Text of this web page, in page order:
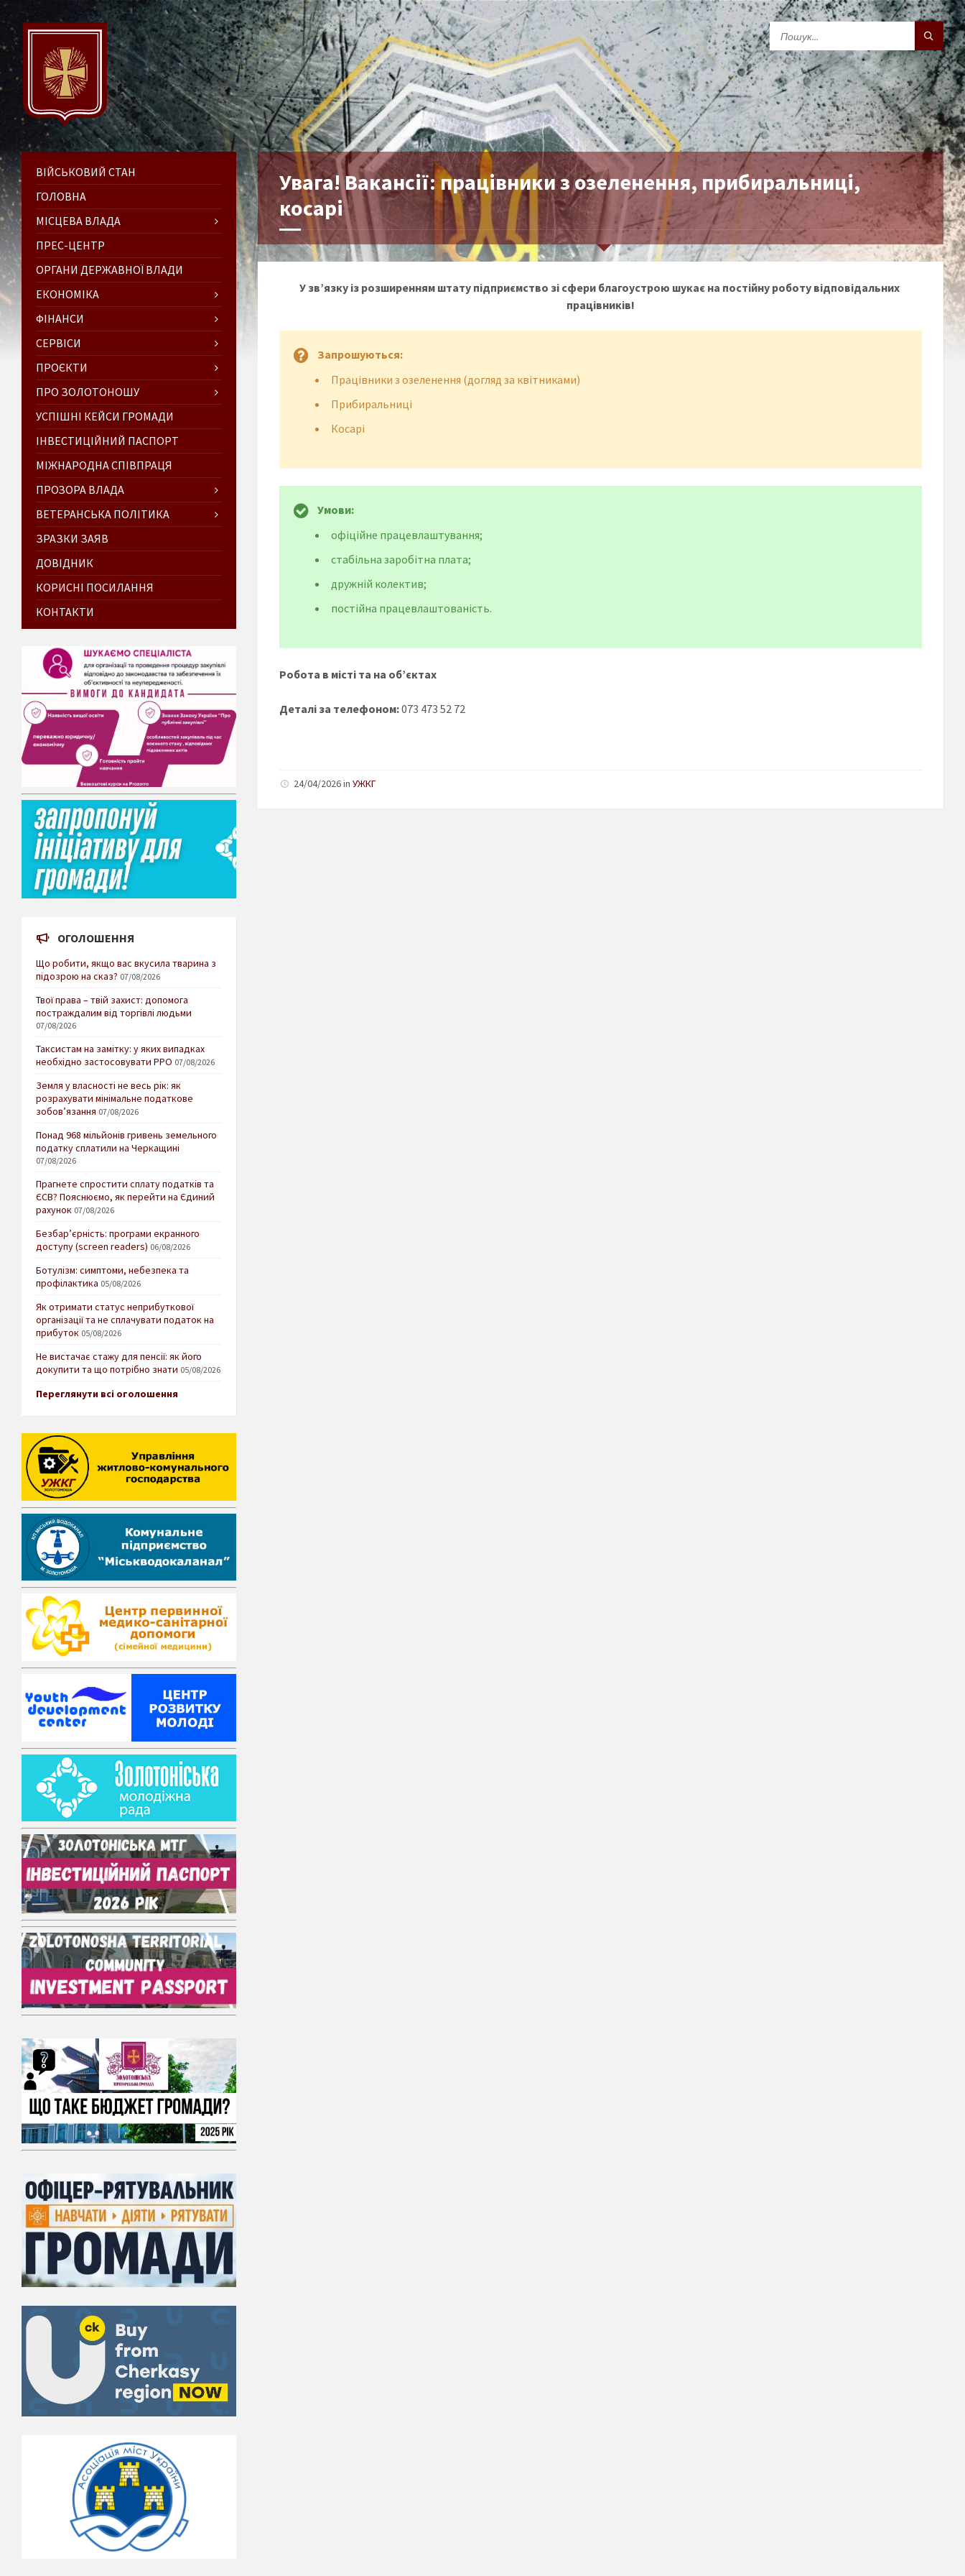
Увага! Вакансії: працівники з озеленення, прибиральниці,
косарі
У зв’язку із розширенням штату підприємство зі сфери благоустрою шукає на постійну роботу відповідальних
працівників!
Запрошуються:
Працівники з озеленення (догляд за квітниками)
Прибиральниці
Косарі
Умови:
офіційне працевлаштування;
стабільна заробітна плата;
дружній колектив;
постійна працевлаштованість.
Робота в місті та на об’єктах
Деталі за телефоном:073 473 52 72
24/04/2026 in УЖКГ
ВІЙСЬКОВИЙ СТАН
ГОЛОВНА
МІСЦЕВА ВЛАДА
ПРЕС-ЦЕНТР
ОРГАНИ ДЕРЖАВНОЇ ВЛАДИ
ЕКОНОМІКА
ФІНАНСИ
СЕРВІСИ
ПРОЄКТИ
ПРО ЗОЛОТОНОШУ
УСПІШНІ КЕЙСИ ГРОМАДИ
ІНВЕСТИЦІЙНИЙ ПАСПОРТ
МІЖНАРОДНА СПІВПРАЦЯ
ПРОЗОРА ВЛАДА
ВЕТЕРАНСЬКА ПОЛІТИКА
ЗРАЗКИ ЗАЯВ
ДОВІДНИК
КОРИСНІ ПОСИЛАННЯ
КОНТАКТИ
ОГОЛОШЕННЯ
Що робити, якщо вас вкусила тварина з
підозрою на сказ? 07/08/2026
Твої права – твій захист: допомога
постраждалим від торгівлі людьми
07/08/2026
Таксистам на замітку: у яких випадках
необхідно застосовувати РРО 07/08/2026
Земля у власності не весь рік: як
розрахувати мінімальне податкове
зобов’язання 07/08/2026
Понад 968 мільйонів гривень земельного
податку сплатили на Черкащині
07/08/2026
Прагнете спростити сплату податків та
ЄСВ? Пояснюємо, як перейти на Єдиний
рахунок 07/08/2026
Безбар’єрність: програми екранного
доступу (screen readers) 06/08/2026
Ботулізм: симптоми, небезпека та
профілактика 05/08/2026
Як отримати статус неприбуткової
організації та не сплачувати податок на
прибуток 05/08/2026
Не вистачає стажу для пенсії: як його
докупити та що потрібно знати 05/08/2026
Переглянути всі оголошення